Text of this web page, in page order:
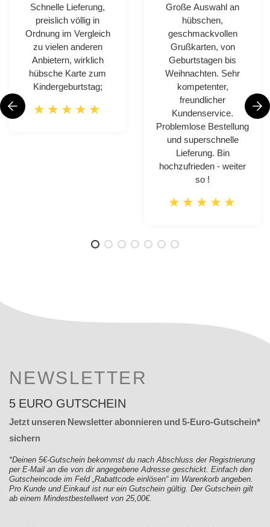
Schnelle Lieferung,
preislich völlig in
Ordnung im Vergleich
zu vielen anderen
Anbietern, wirklich
hübsche Karte zum
Kindergeburtstag;
Große Auswahl an
hübschen,
geschmackvollen
Grußkarten, von
Geburtstagen bis
Weihnachten. Sehr
kompetenter,
freundlicher
Kundenservice.
Problemlose Bestellung
und superschnelle
Lieferung. Bin
hochzufrieden - weiter
so !
NEWSLETTER
5 EURO GUTSCHEIN
Jetzt unseren Newsletter abonnieren und 5-Euro-Gutschein*
sichern
*Deinen 5€-Gutschein bekommst du nach Abschluss der Registrierung
per E-Mail an die von dir angegebene Adresse geschickt. Einfach den
Gutscheincode im Feld „Rabattcode einlösen“ im Warenkorb angeben.
Pro Kunde und Einkauf ist nur ein Gutschein gültig. Der Gutschein gilt
ab einem Mindestbestellwert von 25,00€.